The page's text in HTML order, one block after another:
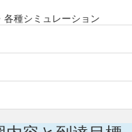
種シミュレーション